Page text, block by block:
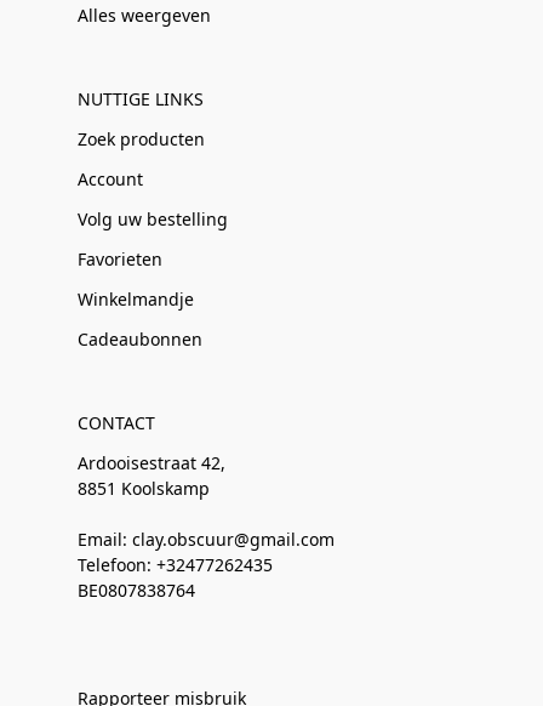
Alles weergeven
NUTTIGE LINKS
Zoek producten
Account
Volg uw bestelling
Favorieten
Winkelmandje
Cadeaubonnen
CONTACT
Ardooisestraat 42,
8851 Koolskamp
Email: clay.obscuur@gmail.com
Telefoon: +32477262435
BE0807838764
Rapporteer misbruik